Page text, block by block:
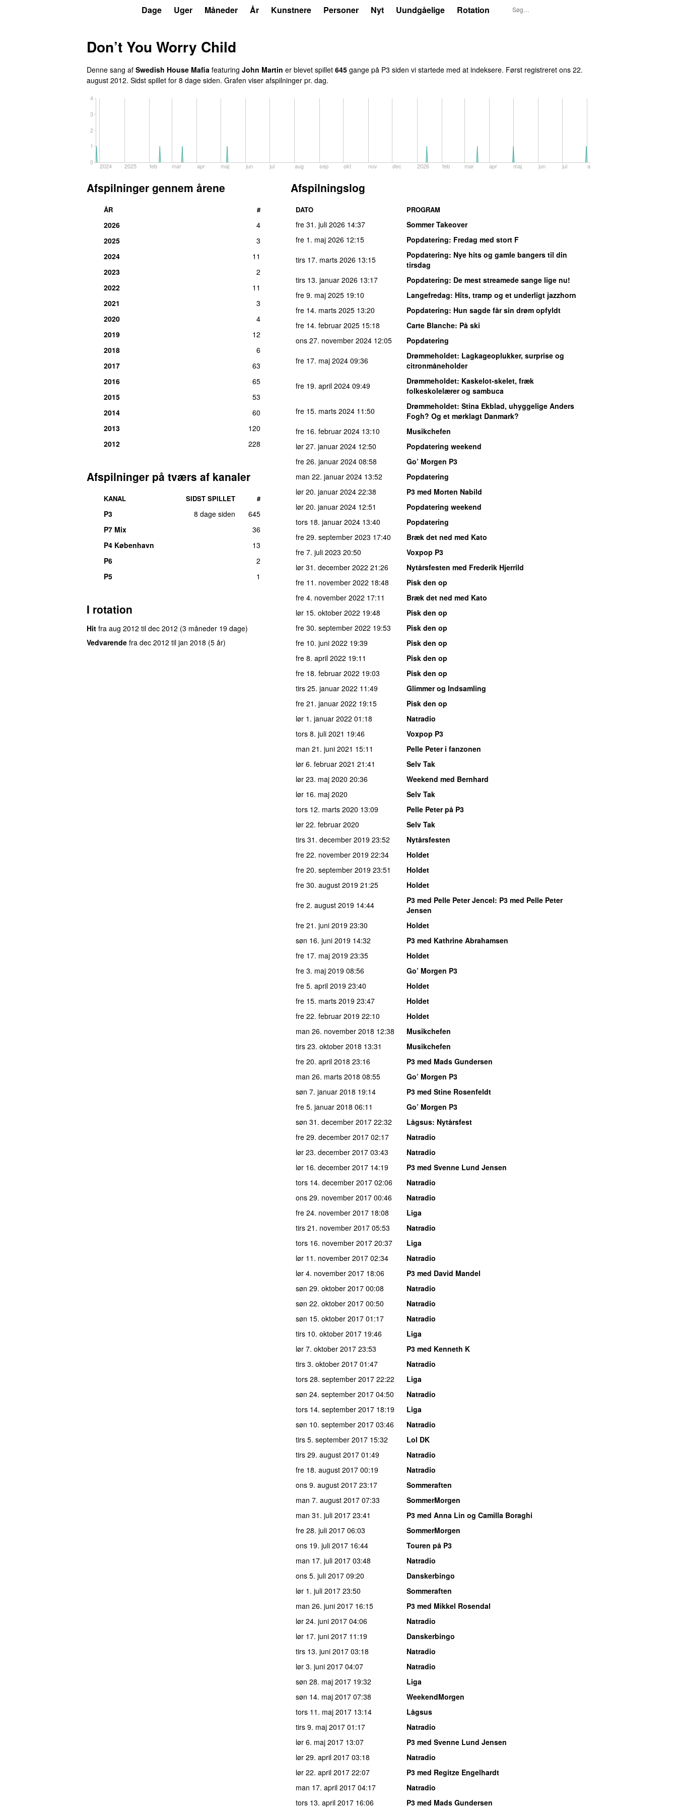
Dage Uger Måneder År Kunstnere Personer Nyt Uundgåelige Rotation
Don’t You Worry Child
Denne sang af Swedish House Mafia featuring John Martin er blevet spillet 645 gange på P3 siden vi startede med at indeksere. Først registreret ons 22.
august 2012. Sidst spillet for 8 dage siden. Grafen viser afspilninger pr. dag.
2024 2025 feb mar apr maj jun jul aug sep okt nov dec 2026 feb mar apr maj jun jul aug
0
1
2
3
4
Afspilninger gennem årene
ÅR #
2026
4
2025
3
2024
11
2023
2
2022
11
2021
3
2020
4
2019
12
2018
6
2017
63
2016
65
2015
53
2014
60
2013
120
2012
228
Afspilninger på tværs af kanaler
KANAL SIDST SPILLET #
P3 8 dage siden
645
P7 Mix
36
P4 København
13
P6
2
P5
1
I rotation
Hit fra aug 2012 til dec 2012 (3 måneder 19 dage)
Vedvarende fra dec 2012 til jan 2018 (5 år)
Afspilningslog
DATO PROGRAM
fre 31. juli 2026 14:37
Sommer Takeover
fre 1. maj 2026 12:15 Popdatering: Fredag med stort F
tirs 17. marts 2026 13:15 Popdatering: Nye hits og gamle bangers til din
tirsdag
tirs 13. januar 2026 13:17 Popdatering: De mest streamede sange lige nu!
fre 9. maj 2025 19:10 Langefredag: Hits, tramp og et underligt jazzhorn
fre 14. marts 2025 13:20 Popdatering: Hun sagde får sin drøm opfyldt
fre 14. februar 2025 15:18 Carte Blanche: På ski
ons 27. november 2024 12:05
Popdatering
fre 17. maj 2024 09:36 Drømmeholdet: Lagkageoplukker, surprise og
citronmåneholder
fre 19. april 2024 09:49 Drømmeholdet: Kaskelot-skelet, fræk
folkeskolelærer og sambuca
fre 15. marts 2024 11:50 Drømmeholdet: Stina Ekblad, uhyggelige Anders
Fogh? Og et mørklagt Danmark?
fre 16. februar 2024 13:10
Musikchefen
lør 27. januar 2024 12:50
Popdatering weekend
fre 26. januar 2024 08:58
Go’ Morgen P3
man 22. januar 2024 13:52
Popdatering
lør 20. januar 2024 22:38
P3 med Morten Nabild
lør 20. januar 2024 12:51
Popdatering weekend
tors 18. januar 2024 13:40
Popdatering
fre 29. september 2023 17:40
Bræk det ned med Kato
fre 7. juli 2023 20:50
Voxpop P3
lør 31. december 2022 21:26
Nytårsfesten med Frederik Hjerrild
fre 11. november 2022 18:48
Pisk den op
fre 4. november 2022 17:11
Bræk det ned med Kato
lør 15. oktober 2022 19:48
Pisk den op
fre 30. september 2022 19:53
Pisk den op
fre 10. juni 2022 19:39
Pisk den op
fre 8. april 2022 19:11
Pisk den op
fre 18. februar 2022 19:03
Pisk den op
tirs 25. januar 2022 11:49
Glimmer og Indsamling
fre 21. januar 2022 19:15
Pisk den op
lør 1. januar 2022 01:18
Natradio
tors 8. juli 2021 19:46
Voxpop P3
man 21. juni 2021 15:11
Pelle Peter i fanzonen
lør 6. februar 2021 21:41
Selv Tak
lør 23. maj 2020 20:36
Weekend med Bernhard
lør 16. maj 2020
Selv Tak
tors 12. marts 2020 13:09
Pelle Peter på P3
lør 22. februar 2020
Selv Tak
tirs 31. december 2019 23:52
Nytårsfesten
fre 22. november 2019 22:34
Holdet
fre 20. september 2019 23:51
Holdet
fre 30. august 2019 21:25
Holdet
fre 2. august 2019 14:44 P3 med Pelle Peter Jencel: P3 med Pelle Peter
Jensen
fre 21. juni 2019 23:30
Holdet
søn 16. juni 2019 14:32
P3 med Kathrine Abrahamsen
fre 17. maj 2019 23:35
Holdet
fre 3. maj 2019 08:56
Go’ Morgen P3
fre 5. april 2019 23:40
Holdet
fre 15. marts 2019 23:47
Holdet
fre 22. februar 2019 22:10
Holdet
man 26. november 2018 12:38
Musikchefen
tirs 23. oktober 2018 13:31
Musikchefen
fre 20. april 2018 23:16
P3 med Mads Gundersen
man 26. marts 2018 08:55
Go’ Morgen P3
søn 7. januar 2018 19:14
P3 med Stine Rosenfeldt
fre 5. januar 2018 06:11
Go’ Morgen P3
søn 31. december 2017 22:32 Lågsus: Nytårsfest
fre 29. december 2017 02:17
Natradio
lør 23. december 2017 03:43
Natradio
lør 16. december 2017 14:19
P3 med Svenne Lund Jensen
tors 14. december 2017 02:06
Natradio
ons 29. november 2017 00:46
Natradio
fre 24. november 2017 18:08
Liga
tirs 21. november 2017 05:53
Natradio
tors 16. november 2017 20:37
Liga
lør 11. november 2017 02:34
Natradio
lør 4. november 2017 18:06
P3 med David Mandel
søn 29. oktober 2017 00:08
Natradio
søn 22. oktober 2017 00:50
Natradio
søn 15. oktober 2017 01:17
Natradio
tirs 10. oktober 2017 19:46
Liga
lør 7. oktober 2017 23:53
P3 med Kenneth K
tirs 3. oktober 2017 01:47
Natradio
tors 28. september 2017 22:22
Liga
søn 24. september 2017 04:50
Natradio
tors 14. september 2017 18:19
Liga
søn 10. september 2017 03:46
Natradio
tirs 5. september 2017 15:32
Lol DK
tirs 29. august 2017 01:49
Natradio
fre 18. august 2017 00:19
Natradio
ons 9. august 2017 23:17
Sommeraften
man 7. august 2017 07:33
SommerMorgen
man 31. juli 2017 23:41
P3 med Anna Lin og Camilla Boraghi
fre 28. juli 2017 06:03
SommerMorgen
ons 19. juli 2017 16:44
Touren på P3
man 17. juli 2017 03:48
Natradio
ons 5. juli 2017 09:20
Danskerbingo
lør 1. juli 2017 23:50
Sommeraften
man 26. juni 2017 16:15
P3 med Mikkel Rosendal
lør 24. juni 2017 04:06
Natradio
lør 17. juni 2017 11:19
Danskerbingo
tirs 13. juni 2017 03:18
Natradio
lør 3. juni 2017 04:07
Natradio
søn 28. maj 2017 19:32
Liga
søn 14. maj 2017 07:38
WeekendMorgen
tors 11. maj 2017 13:14
Lågsus
tirs 9. maj 2017 01:17
Natradio
lør 6. maj 2017 13:07
P3 med Svenne Lund Jensen
lør 29. april 2017 03:18
Natradio
lør 22. april 2017 22:07
P3 med Regitze Engelhardt
man 17. april 2017 04:17
Natradio
tors 13. april 2017 16:06 P3 med Mads Gundersen